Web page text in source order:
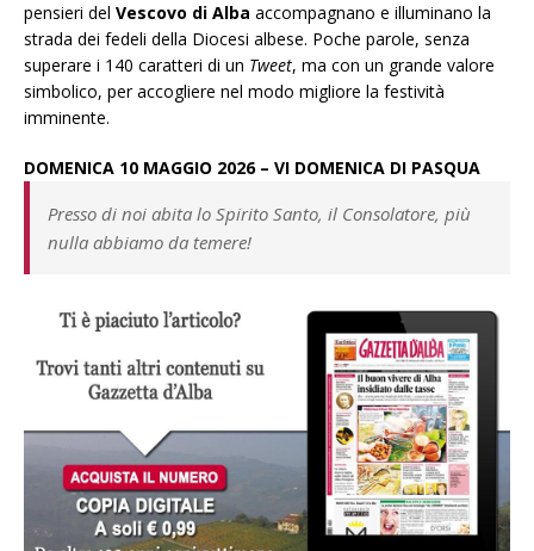
pensieri del Vescovo di Alba accompagnano e illuminano la
strada dei fedeli della Diocesi albese. Poche parole, senza
superare i 140 caratteri di un Tweet, ma con un grande valore
simbolico, per accogliere nel modo migliore la festività
imminente.
DOMENICA 10 MAGGIO 2026 – VI DOMENICA DI PASQUA
Presso di noi abita lo Spirito Santo, il Consolatore, più
nulla abbiamo da temere!